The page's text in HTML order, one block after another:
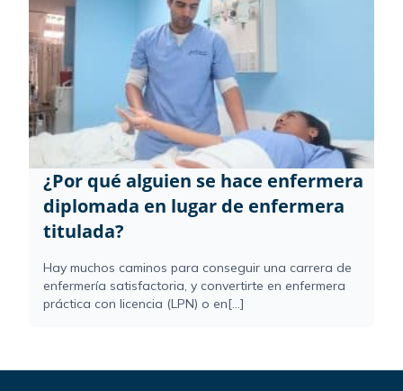
¿Por qué alguien se hace enfermera
diplomada en lugar de enfermera
titulada?
Hay muchos caminos para conseguir una carrera de
enfermería satisfactoria, y convertirte en enfermera
práctica con licencia (LPN) o en[...]